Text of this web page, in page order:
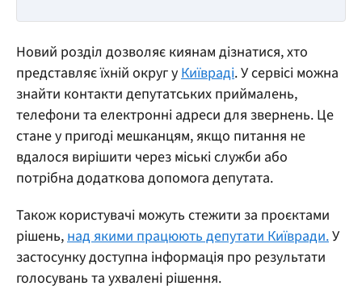
Новий розділ дозволяє киянам дізнатися, хто
представляє їхній округ уКиївраді. У сервісі можна
знайти контакти депутатських приймалень,
телефони та електронні адреси для звернень. Це
стане у пригоді мешканцям, якщо питання не
вдалося вирішити через міські служби або
потрібна додаткова допомога депутата.
Також користувачі можуть стежити за проєктами
рішень,над якими працюють депутати Київради.У
застосунку доступна інформація про результати
голосувань та ухвалені рішення.